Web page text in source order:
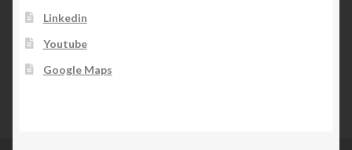
Linkedin
Youtube
Google Maps